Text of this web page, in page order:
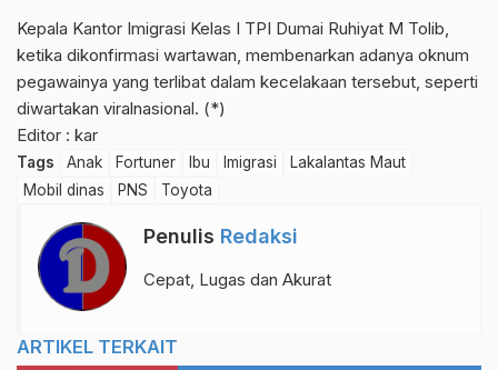
Kepala Kantor Imigrasi Kelas I TPI Dumai Ruhiyat M Tolib,
ketika dikonfirmasi wartawan, membenarkan adanya oknum
pegawainya yang terlibat dalam kecelakaan tersebut, seperti
diwartakan viralnasional. (*)
Editor : kar
Tags Anak Fortuner Ibu Imigrasi
Lakalantas Maut
Mobil dinas
PNS Toyota
Penulis Redaksi
Cepat, Lugas dan Akurat
ARTIKEL TERKAIT